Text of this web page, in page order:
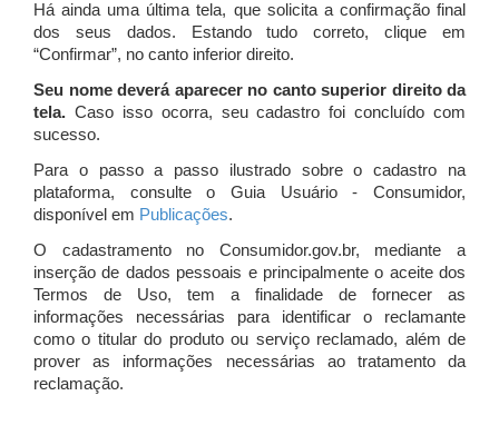
Há ainda uma última tela, que solicita a confirmação final
dos seus dados. Estando tudo correto, clique em
“Confirmar”, no canto inferior direito.
Seu nome deverá aparecer no canto superior direito da
tela. Caso isso ocorra, seu cadastro foi concluído com
sucesso.
Para o passo a passo ilustrado sobre o cadastro na
plataforma, consulte o Guia Usuário - Consumidor,
disponível em Publicações.
O cadastramento no Consumidor.gov.br, mediante a
inserção de dados pessoais e principalmente o aceite dos
Termos de Uso, tem a finalidade de fornecer as
informações necessárias para identificar o reclamante
como o titular do produto ou serviço reclamado, além de
prover as informações necessárias ao tratamento da
reclamação.